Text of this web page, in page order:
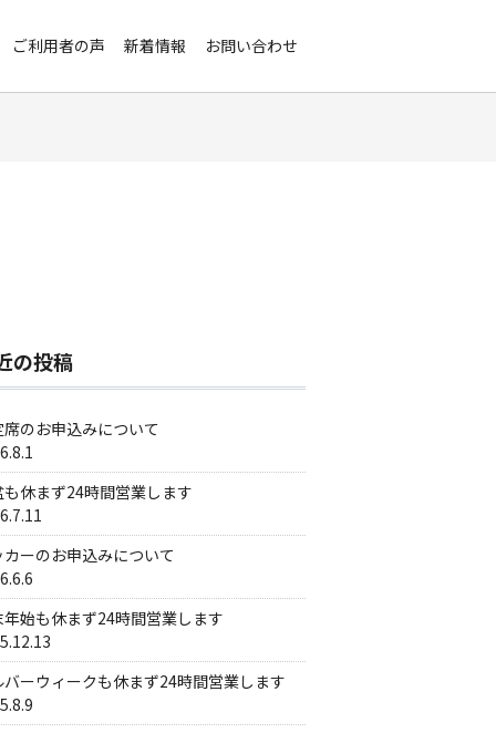
ご利用者の声 新着情報 お問い合わせ
の投稿
のお申込みについて
も休まず24時間営業します
カーのお申込みについて
年始も休まず24時間営業します
バーウィークも休まず24時間営業します